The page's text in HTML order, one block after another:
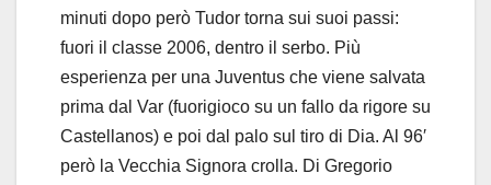
minuti dopo però Tudor torna sui suoi passi:
fuori il classe 2006, dentro il serbo. Più
esperienza per una Juventus che viene salvata
prima dal Var (fuorigioco su un fallo da rigore su
Castellanos) e poi dal palo sul tiro di Dia. Al 96′
però la Vecchia Signora crolla. Di Gregorio